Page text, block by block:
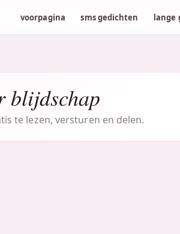
voorpagina sms gedichten lange
blijdschap
te lezen, versturen en delen.